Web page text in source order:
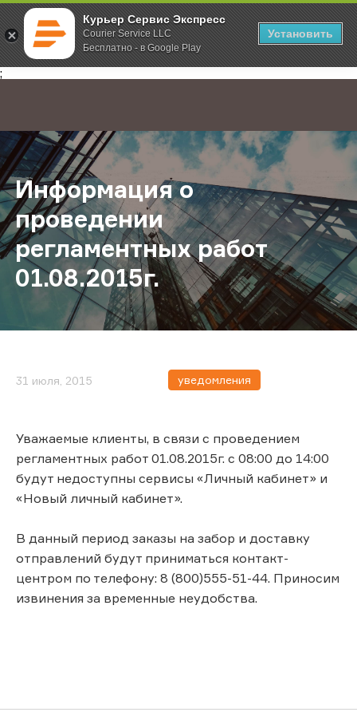
Курьер Сервис Экспресс
Courier Service LLC
Бесплатно - в Google Play
Установить
;
Главная О компании Новости Информация о проведении
Информация о
проведении
регламентных работ
01.08.2015г.
31 июля, 2015 уведомления
Уважаемые клиенты, в связи с проведением
регламентных работ 01.08.2015г. с 08:00 до 14:00
будут недоступны сервисы «Личный кабинет» и
«Новый личный кабинет».
В данный период заказы на забор и доставку
отправлений будут приниматься контакт-
центром по телефону: 8 (800)555-51-44. Приносим
извинения за временные неудобства.